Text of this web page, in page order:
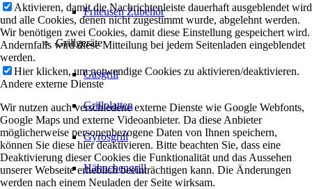
Friteusen Zubehör
Grillgeräte
Gasgrill
Grillplatten
Gyrosgrill
Hähnchengrill
Aktivieren, damit die Nachrichtenleiste dauerhaft ausgeblendet wird
und alle Cookies, denen nicht zugestimmt wurde, abgelehnt werden.
Wir benötigen zwei Cookies, damit diese Einstellung gespeichert wird.
Andernfalls wird diese Mitteilung bei jedem Seitenladen eingeblendet
werden.
Hier klicken, um notwendige Cookies zu aktivieren/deaktivieren.
Andere externe Dienste
Wir nutzen auch verschiedene externe Dienste wie Google Webfonts,
Google Maps und externe Videoanbieter. Da diese Anbieter
möglicherweise personenbezogene Daten von Ihnen speichern,
können Sie diese hier deaktivieren. Bitte beachten Sie, dass eine
Deaktivierung dieser Cookies die Funktionalität und das Aussehen
unserer Webseite erheblich beeinträchtigen kann. Die Änderungen
werden nach einem Neuladen der Seite wirksam.